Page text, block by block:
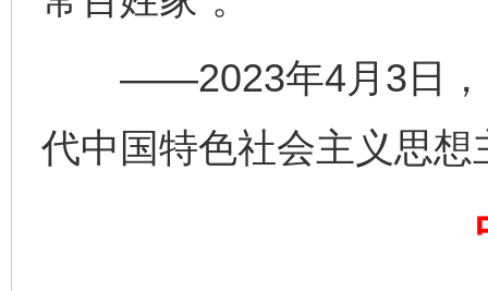
——2023年4月3日，
代中国特色社会主义思
完善运行机制助力责任有效落实 一纸欠